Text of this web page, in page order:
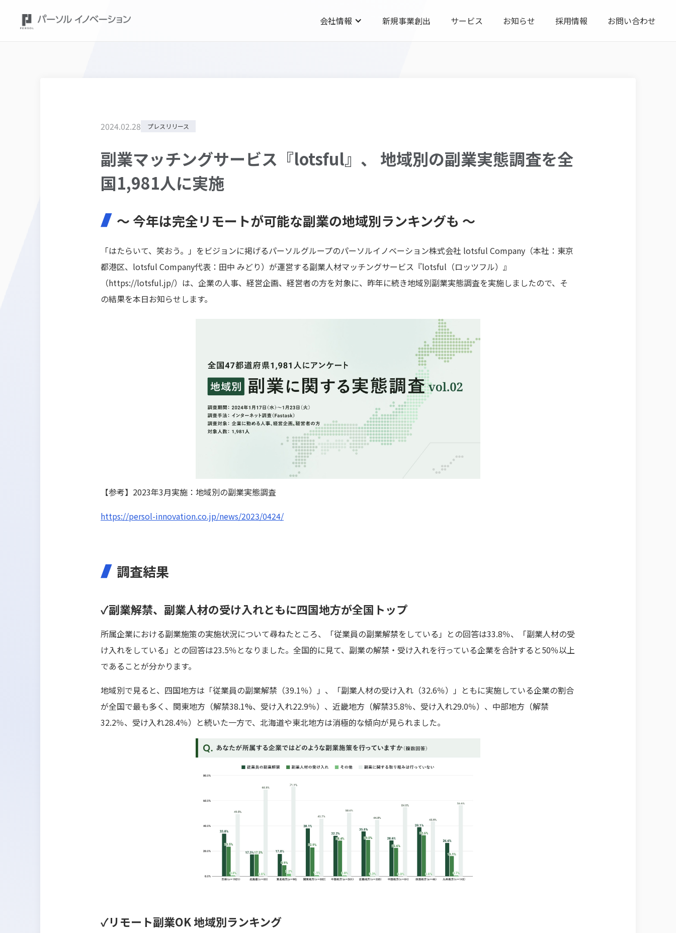
会社情報 新規事業創出 サービス お知らせ 採用情報 お問い合わせ
2024.02.28 プレスリリース
副業マッチングサービス『lotsful』、 地域別の副業実態調査を全
国1,981人に実施
～ 今年は完全リモートが可能な副業の地域別ランキングも ～
「はたらいて、笑おう。」をビジョンに掲げるパーソルグループのパーソルイノベーション株式会社 lotsful Company（本社：東京
都港区、lotsful Company代表：田中 みどり）が運営する副業人材マッチングサービス『lotsful（ロッツフル）』
（https://lotsful.jp/）は、企業の⼈事、経営企画、経営者の方を対象に、昨年に続き地域別副業実態調査を実施しましたので、そ
の結果を本日お知らせします。
【参考】2023年3月実施：地域別の副業実態調査
https://persol-innovation.co.jp/news/2023/0424/
調査結果
✓副業解禁、副業人材の受け入れともに四国地方が全国トップ
所属企業における副業施策の実施状況について尋ねたところ、「従業員の副業解禁をしている」との回答は33.8％、「副業人材の受
け入れをしている」との回答は23.5％となりました。全国的に見て、副業の解禁・受け入れを行っている企業を合計すると50％以上
であることが分かります。
地域別で見ると、四国地方は「従業員の副業解禁（39.1％）」、「副業人材の受け入れ（32.6％）」ともに実施している企業の割合
が全国で最も多く、関東地方（解禁38.1%、受け入れ22.9％）、近畿地方（解禁35.8％、受け入れ29.0％）、中部地方（解禁
32.2％、受け入れ28.4％）と続いた一方で、北海道や東北地方は消極的な傾向が見られました。
✓リモート副業OK 地域別ランキング